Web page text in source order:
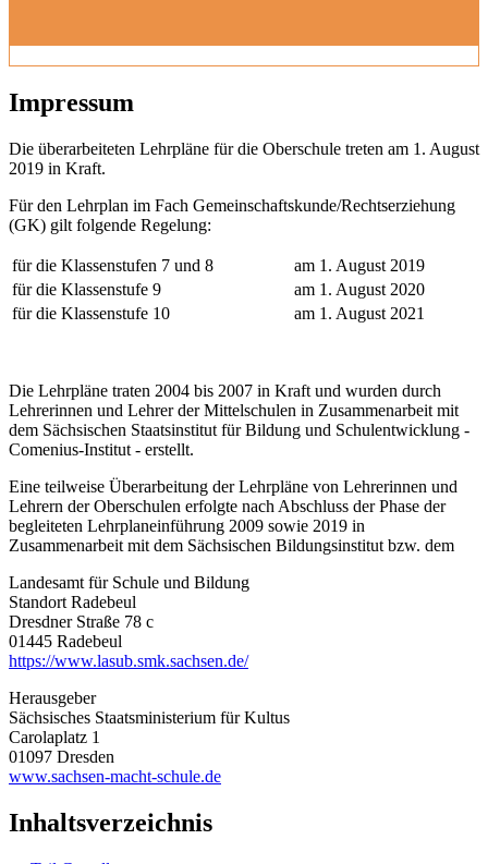
Impressum
Die überarbeiteten Lehrpläne für die Oberschule treten am 1. August
2019 in Kraft.
Für den Lehrplan im Fach Gemeinschaftskunde/Rechtserziehung
(GK) gilt folgende Regelung:
für die Klassenstufen 7 und 8
am 1. August 2019
für die Klassenstufe 9
am 1. August 2020
für die Klassenstufe 10
am 1. August 2021
Die Lehrpläne traten 2004 bis 2007 in Kraft und wurden durch
Lehrerinnen und Lehrer der Mittelschulen in Zusammenarbeit mit
dem Sächsischen Staatsinstitut für Bildung und Schulentwicklung -
Comenius-Institut - erstellt.
Eine teilweise Überarbeitung der Lehrpläne von Lehrerinnen und
Lehrern der Oberschulen erfolgte nach Abschluss der Phase der
begleiteten Lehrplaneinführung 2009 sowie 2019 in
Zusammenarbeit mit dem Sächsischen Bildungsinstitut bzw. dem
Landesamt für Schule und Bildung
Standort Radebeul
Dresdner Straße 78 c
01445 Radebeul
https://www.lasub.smk.sachsen.de/
Herausgeber
Sächsisches Staatsministerium für Kultus
Carolaplatz 1
01097 Dresden
www.sachsen-macht-schule.de
Inhaltsverzeichnis